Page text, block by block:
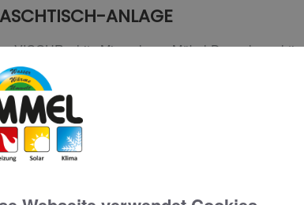
ANLAGE
VIGOUR white Mineralguss Möbel-
und Eckventil
VIGOUR white Waschtischunterschrank-Aufsatz,
VIGOUR white Einhand-Waschtischarmatur mit
VIGOUR white LED-Lichtspiegel mit Lichtband
6500K kalt-warm